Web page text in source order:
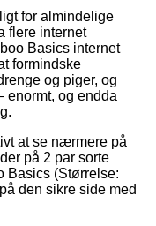
for almindelige
flere internet
Basics internet
formindske
og piger, og
enormt, og endda
at se nærmere på
på 2 par sorte
Basics (Størrelse:
den sikre side med